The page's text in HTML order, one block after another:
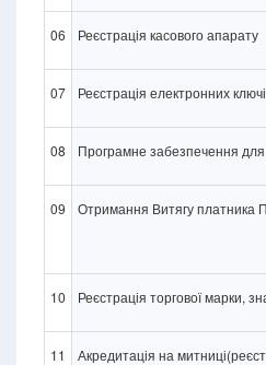
06 Реєстрація касового апарату
07 Реєстрація електронних
08 Програмне забезпечення
09 Отримання Витягу платника
10 Реєстрація торгової марки,
11 Акредитація на